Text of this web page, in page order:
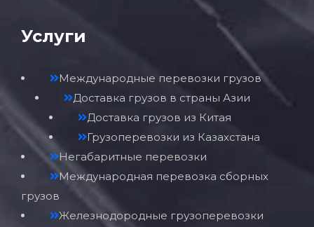
Услуги
Международные перевозки грузов
Доставка грузов в страны Азии
Доставка грузов из Китая
Грузоперевозки из Казахстана
Негабаритные перевозки
Международная перевозка сборных
грузов
Железнодородные грузоперевозки